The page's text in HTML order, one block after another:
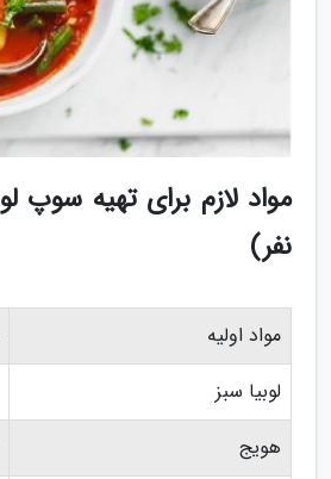
نفر)
مواد اولیه
لوبیا سبز
هویج